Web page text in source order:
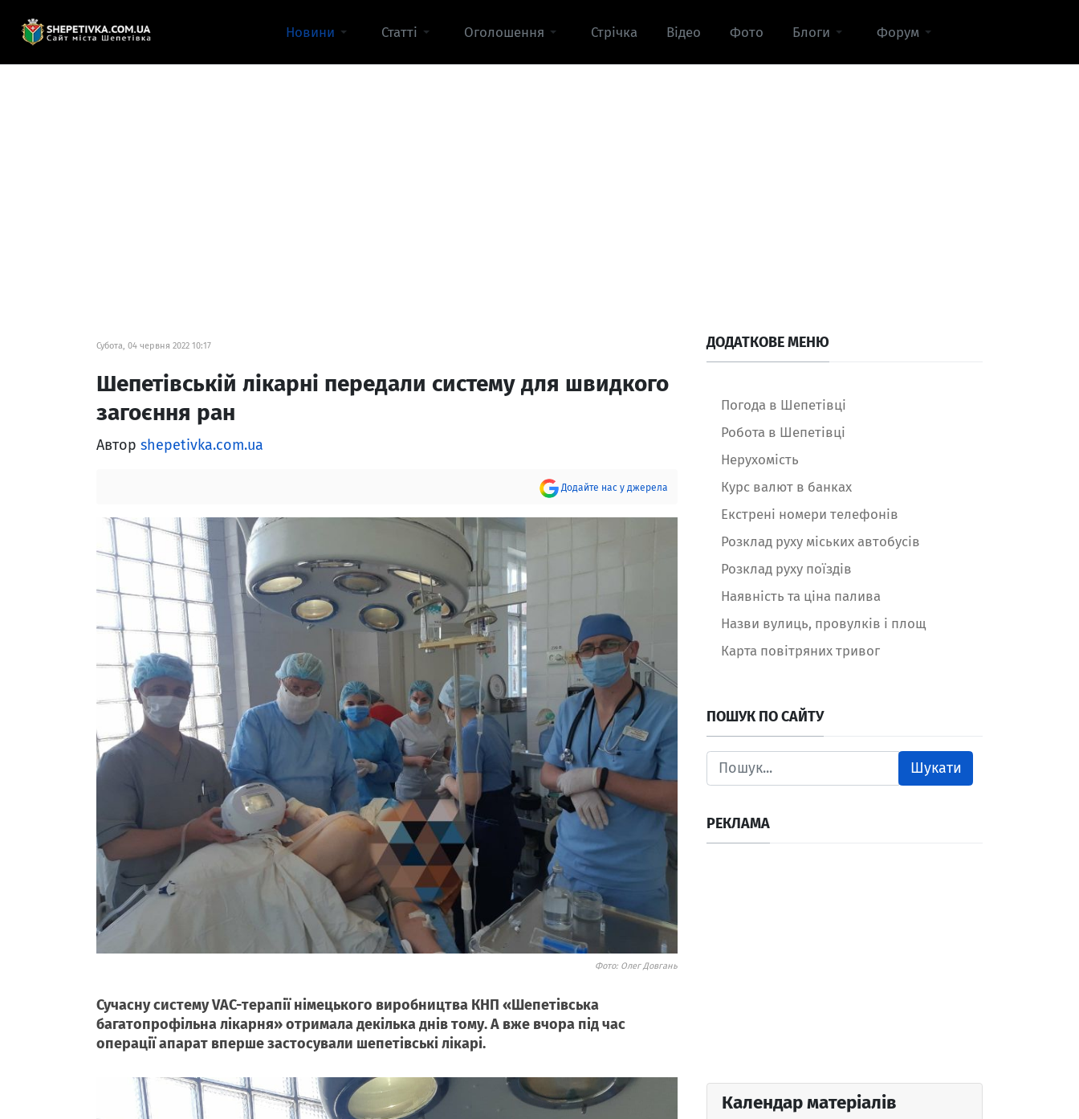
Новини Статті Оголошення Стрічка Відео Фото Блоги Форум
Субота, 04 червня 2022 10:17
Шепетівській лікарні передали систему для швидкого
загоєння ран
Автор shepetivka.com.ua
Додайте нас у джерела
Фото: Олег Довгань
Сучасну систему VAC-терапії німецького виробництва КНП «Шепетівська
багатопрофільна лікарня» отримала декілька днів тому. А вже вчора під час
операції апарат вперше застосували шепетівські лікарі.
ДОДАТКОВЕ МЕНЮ
Погода в Шепетівці
Робота в Шепетівці
Нерухомість
Курс валют в банках
Екстрені номери телефонів
Розклад руху міських автобусів
Розклад руху поїздів
Наявність та ціна палива
Назви вулиць, провулків і площ
Карта повітряних тривог
ПОШУК ПО САЙТУ
Шукати
РЕКЛАМА
Календар матеріалів